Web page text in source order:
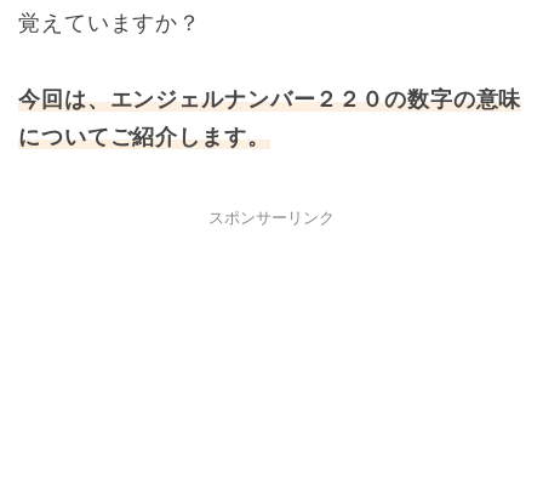
覚えていますか？
今回は、エンジェルナンバー２２０の数字の意味
についてご紹介します。
スポンサーリンク